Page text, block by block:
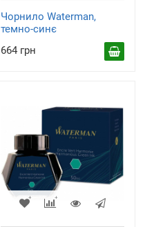
Чорнило Waterman,
темно-синє
664 грн